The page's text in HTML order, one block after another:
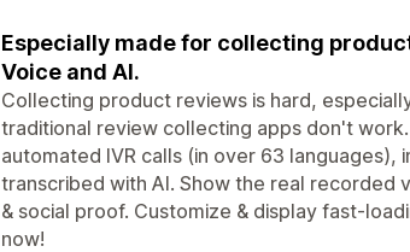
Especially made for collecting
Voice and AI.
Collecting product reviews is hard,
traditional review collecting apps don't
automated IVR calls (in over 63
transcribed with AI. Show the real
& social proof. Customize & display fast-
now!